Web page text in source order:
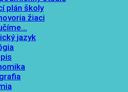
plán školy
žiaci
jazyk